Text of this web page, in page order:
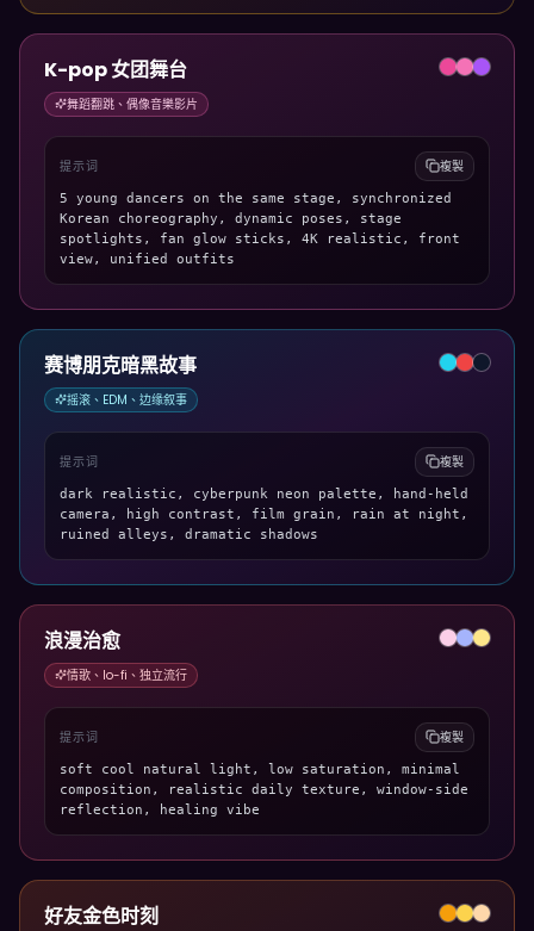
K-pop 女团舞台
舞蹈翻跳、偶像音樂影片
提示词 複製
5 young dancers on the same stage, synchronized
Korean choreography, dynamic poses, stage
spotlights, fan glow sticks, 4K realistic, front
view, unified outfits
赛博朋克暗黑故事
摇滚、EDM、边缘叙事
提示词 複製
dark realistic, cyberpunk neon palette, hand-held
camera, high contrast, film grain, rain at night,
ruined alleys, dramatic shadows
浪漫治愈
情歌、lo-fi、独立流行
提示词 複製
soft cool natural light, low saturation, minimal
composition, realistic daily texture, window-side
reflection, healing vibe
好友金色时刻